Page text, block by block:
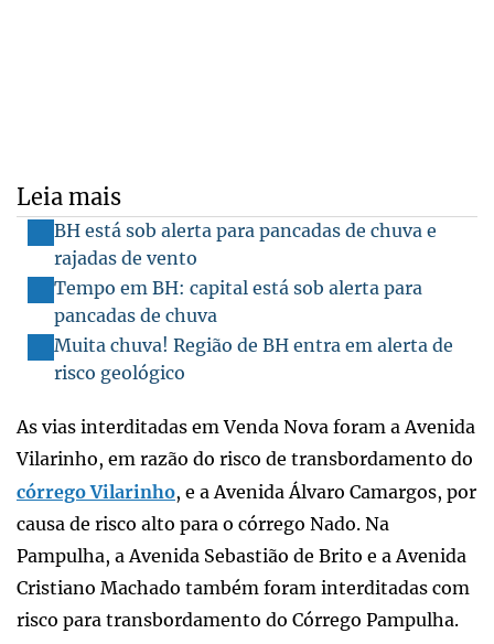
Leia mais
BH está sob alerta para pancadas de chuva e
rajadas de vento
Tempo em BH: capital está sob alerta para
pancadas de chuva
Muita chuva! Região de BH entra em alerta de
risco geológico
As vias interditadas em Venda Nova foram a Avenida
Vilarinho, em razão do risco de transbordamento do
córrego Vilarinho, e a Avenida Álvaro Camargos, por
causa de risco alto para o córrego Nado. Na
Pampulha, a Avenida Sebastião de Brito e a Avenida
Cristiano Machado também foram interditadas com
risco para transbordamento do Córrego Pampulha.